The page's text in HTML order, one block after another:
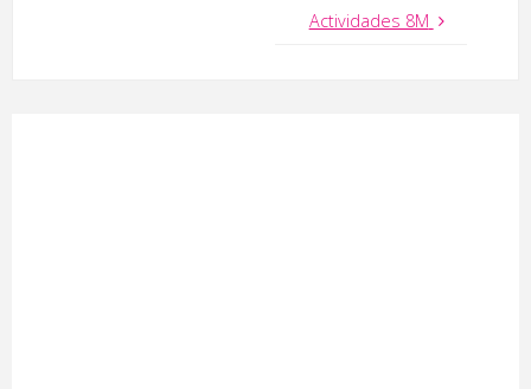
Actividades 8M